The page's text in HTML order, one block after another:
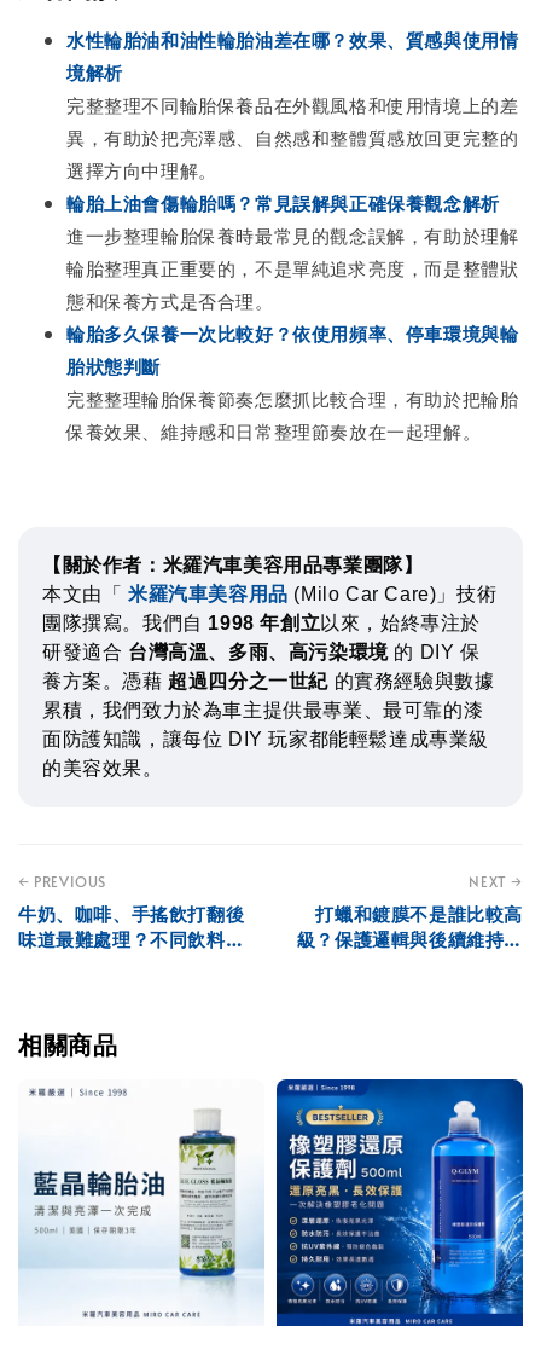
水性輪胎油和油性輪胎油差在哪？效果、質感與使用情
境解析
完整整理不同輪胎保養品在外觀風格和使用情境上的差
異，有助於把亮澤感、自然感和整體質感放回更完整的
選擇方向中理解。
輪胎上油會傷輪胎嗎？常見誤解與正確保養觀念解析
進一步整理輪胎保養時最常見的觀念誤解，有助於理解
輪胎整理真正重要的，不是單純追求亮度，而是整體狀
態和保養方式是否合理。
輪胎多久保養一次比較好？依使用頻率、停車環境與輪
胎狀態判斷
完整整理輪胎保養節奏怎麼抓比較合理，有助於把輪胎
保養效果、維持感和日常整理節奏放在一起理解。
【關於作者：米羅汽車美容用品專業團隊】
本文由「 米羅汽車美容用品 (Milo Car Care)」技術
團隊撰寫。我們自 1998 年創立 以來，始終專注於
研發適合 台灣高溫、多雨、高污染環境的 DIY 保
養方案。憑藉 超過四分之一世紀 的實務經驗與數據
累積，我們致力於為車主提供最專業、最可靠的漆
面防護知識，讓每位 DIY 玩家都能輕鬆達成專業級
的美容效果。
← PREVIOUS
牛奶、咖啡、手搖飲打翻後
味道最難處理？不同飲料殘
NEXT →
打蠟和鍍膜不是誰比較高
級？保護邏輯與後續維持差
相關商品